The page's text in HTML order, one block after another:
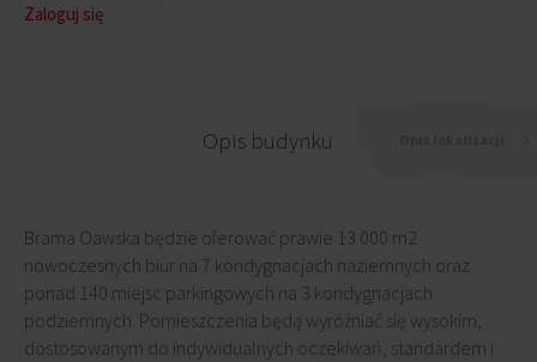
Zaloguj się
Opis budynku
Brama Oawska będzie oferować prawie 13 000 m2
nowoczesnych biur na 7 kondygnacjach naziemnych oraz
ponad 140 miejsc parkingowych na 3 kondygnacjach
podziemnych. Pomieszczenia będą wyróżniać się wysokim,
dostosowanym do indywidualnych oczekiwań, standardem i